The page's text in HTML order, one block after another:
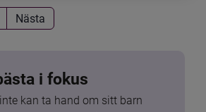
Nästa
i fokus
kan ta hand om sitt barn